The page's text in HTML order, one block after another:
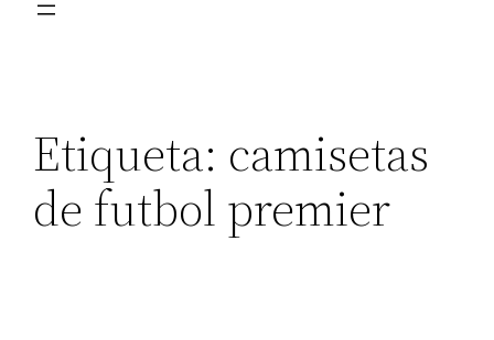
Etiqueta: camisetas
de futbol premier